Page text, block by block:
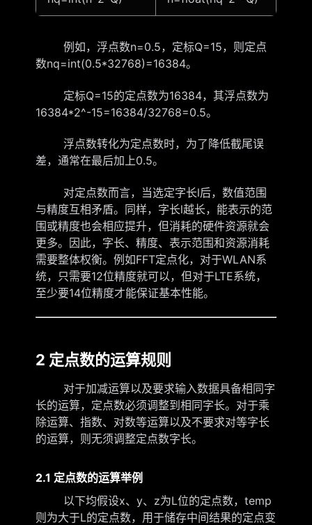
例如，浮点数n=0.5，定标Q=15，则定点
数nq=int(0.5*32768)=16384。
定标Q=15的定点数为16384，其浮点数为
16384*2^-15=16384/32768=0.5。
浮点数转化为定点数时，为了降低截尾误
差，通常在最后加上0.5。
对定点数而言，当选定字长l后，数值范围
与精度互相矛盾。同样，字长l越长，能表示的范
围或精度也会相应提升，但消耗的硬件资源就会
更多。因此，字长、精度、表示范围和资源消耗
需要整体权衡。例如FFT定点化，对于WLAN系
统，只需要12位精度就可以，但对于LTE系统，
至少要14位精度才能保证基本性能。
2 定点数的运算规则
对于加减运算以及要求输入数据具备相同字
长的运算，定点数必须调整到相同字长。对于乘
除运算、指数、对数等运算以及不要求对等字长
的运算，则无须调整定点数字长。
2.1 定点数的运算举例
以下均假设x、y、z为L位的定点数，temp
则为大于L的定点数，用于储存中间结果的定点变